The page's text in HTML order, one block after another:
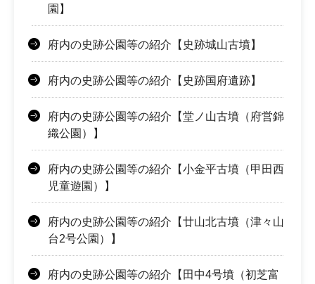
園】
府内の史跡公園等の紹介【史跡城山古墳】
府内の史跡公園等の紹介【史跡国府遺跡】
府内の史跡公園等の紹介【堂ノ山古墳（府営錦
織公園）】
府内の史跡公園等の紹介【小金平古墳（甲田西
児童遊園）】
府内の史跡公園等の紹介【廿山北古墳（津々山
台2号公園）】
府内の史跡公園等の紹介【田中4号墳（初芝富